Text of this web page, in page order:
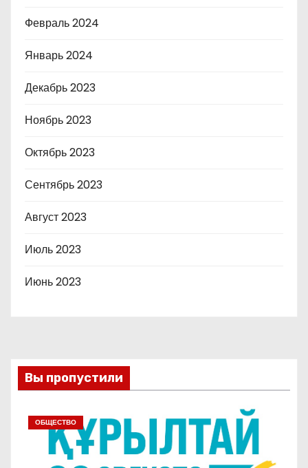
Февраль 2024
Январь 2024
Декабрь 2023
Ноябрь 2023
Октябрь 2023
Сентябрь 2023
Август 2023
Июль 2023
Июнь 2023
Вы пропустили
ОБЩЕСТВО